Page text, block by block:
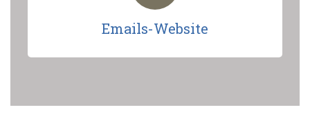
Emails-Website